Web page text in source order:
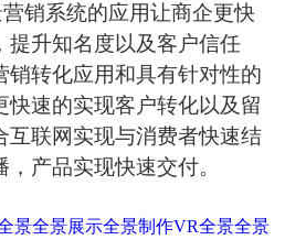
销系统的应用让商企更快
提升知名度以及客户信任
销转化应用和具有针对性的
快速的实现客户转化以及留
互联网实现与消费者快速结
产品实现快速交付。
景全景展示全景制作VR全景全景